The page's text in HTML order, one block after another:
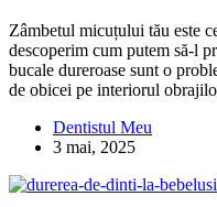
Zâmbetul micuțului tău este
descoperim cum putem să-l
bucale dureroase sunt o
de obicei pe interiorul
Dentistul Meu
3 mai, 2025